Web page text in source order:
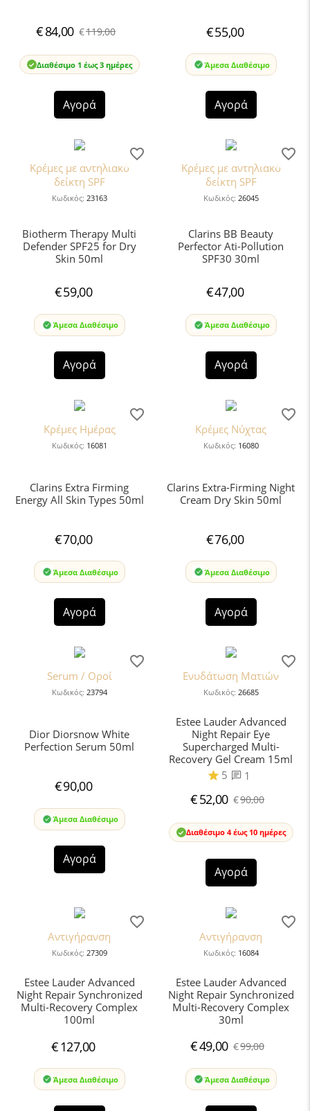
€119,00
€84,00
Διαθέσιμο 1 έως 3 ημέρες
Αγορά
€55,00
Άμεσα Διαθέσιμο
Αγορά
Κρέμες με αντηλιακό
δείκτη SPF
Κωδικός: 23163
Biotherm Therapy Multi
Defender SPF25 for Dry
Skin 50ml
€59,00
Άμεσα Διαθέσιμο
Αγορά
Κρέμες με αντηλιακό
δείκτη SPF
Κωδικός: 26045
Clarins BB Beauty
Perfector Ati-Pollution
SPF30 30ml
€47,00
Άμεσα Διαθέσιμο
Αγορά
Κρέμες Ημέρας
Κωδικός: 16081
Clarins Extra Firming
Energy All Skin Types 50ml
€70,00
Άμεσα Διαθέσιμο
Αγορά
Κρέμες Νύχτας
Κωδικός: 16080
Clarins Extra-Firming Night
Cream Dry Skin 50ml
€76,00
Άμεσα Διαθέσιμο
Αγορά
Serum / Οροί
Κωδικός: 23794
Dior Diorsnow White
Perfection Serum 50ml
€90,00
Άμεσα Διαθέσιμο
Αγορά
Ενυδάτωση Mατιών
Κωδικός: 26685
Estee Lauder Advanced
Night Repair Eye
Supercharged Multi-
Recovery Gel Cream 15ml
5
1
€90,00
€52,00
Διαθέσιμο 4 έως 10 ημέρες
Αγορά
Αντιγήρανση
Κωδικός: 27309
Estee Lauder Advanced
Night Repair Synchronized
Multi-Recovery Complex
100ml
€ 127,00
Άμεσα Διαθέσιμο
Αντιγήρανση
Κωδικός: 16084
Estee Lauder Advanced
Night Repair Synchronized
Multi-Recovery Complex
30ml
€99,00
€49,00
Άμεσα Διαθέσιμο